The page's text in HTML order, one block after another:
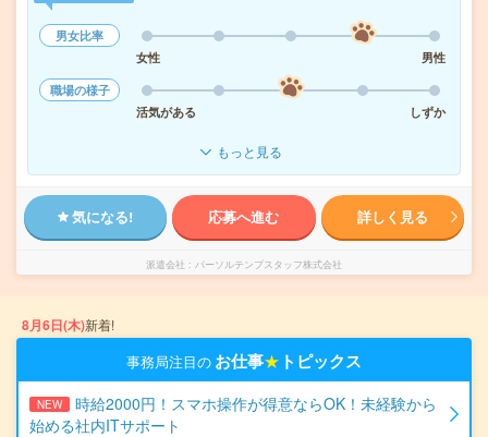
男女比率
女性
男性
職場の様子
活気がある
しずか
もっと見る
気になる! 応募へ進む 詳しく見る
派遣会社 パーソルテンプスタッフ株式会社
8月6日(木)新着!
事務局注目の お仕事★ トピックス
NEW
時給2000円！スマホ操作が得意ならOK！未経験から
始める社内ITサポート